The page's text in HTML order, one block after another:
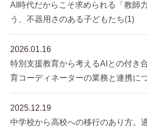
AI時代だからこそ求められる「教師
う、不器用さのある子どもたち(1)
2026.01.16
特別支援教育から考えるAIとの付き
育コーディネーターの業務と連携に
2025.12.19
中学校から高校への移行のあり方。